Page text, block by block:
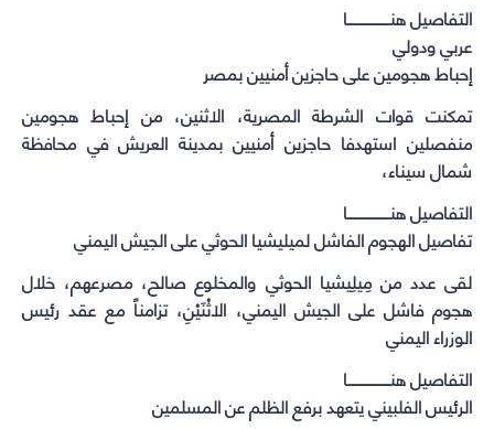
التفاصيل هنـــــــــــــــــــا
عربي ودولي
إحباط هجومين على حاجزين أمنيين بمصر
تمكنت قوات الشرطة المصرية، الاثنين، من إحباط هجومين
منفصلين استهدفا حاجزين أمنيين بمدينة العريش في محافظة
شمال سيناء،
التفاصيل هنـــــــــــــــــــا
تفاصيل الهجوم الفاشل لميليشيا الحوثي على الجيش اليمني
لقى عدد من مِيلِيشيا الحوثي والمخلوع صالح، مصرعهم، خلال
هجوم فاشل على الجيش اليمني، الاثْنَيْنِ، تزامناً مع عقد رئيس
الوزراء اليمني
التفاصيل هنـــــــــــــــــــا
الرئيس الفلبيني يتعهد برفع الظلم عن المسلمين